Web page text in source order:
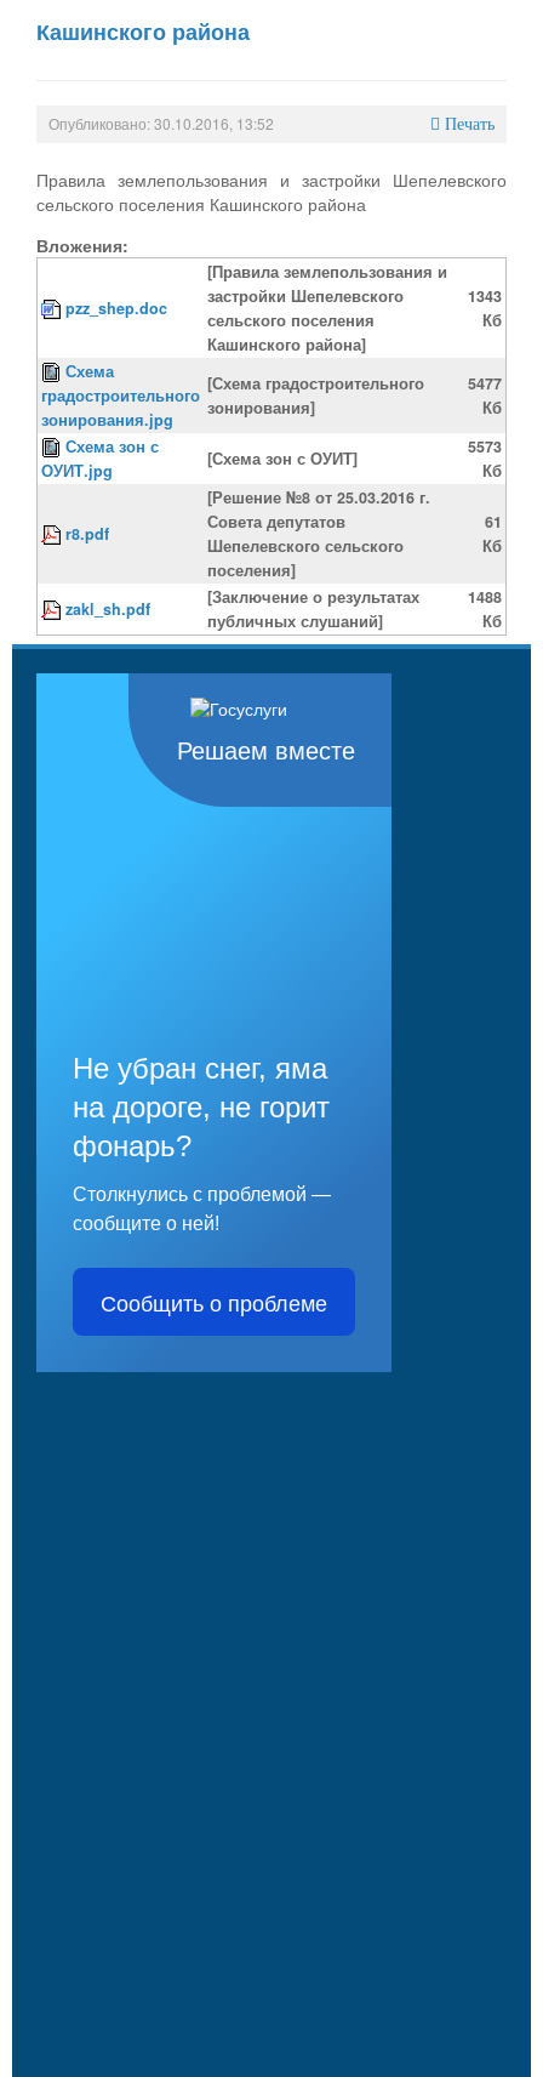
Кашинского района
Опубликовано: 30.10.2016, 13:52 Печать
Правила землепользования и застройки Шепелевского
сельского поселения Кашинского района
Вложения:
pzz_shep.doc
[Правила землепользования и
застройки Шепелевского
сельского поселения
Кашинского района]
1343
Кб
Схема
градостроительного
зонирования.jpg
[Схема градостроительного
зонирования]
5477
Кб
Схема зон с
ОУИТ.jpg
[Схема зон с ОУИТ]
5573
Кб
r8.pdf
[Решение №8 от 25.03.2016 г.
Совета депутатов
Шепелевского сельского
поселения]
61
Кб
zakl_sh.pdf
[Заключение о результатах
публичных слушаний]
1488
Кб
Решаем вместе
Не убран снег, яма
на дороге, не горит
фонарь?
Столкнулись с проблемой —
сообщите о ней!
Сообщить о проблеме